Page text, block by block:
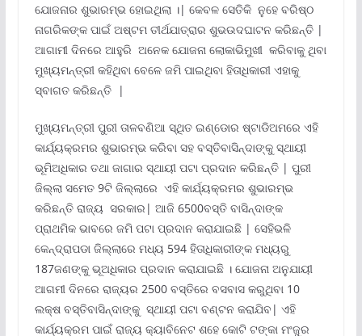
ଯୋଜନାର ଶୁଭାରମ୍ଭ ହୋଇଥିଲା ।| କେବଳ ସେତିକି ନୁହେ ବରିଷ୍ଠ
ନାଗରିକଙ୍କ ପାଇଁ ଅଷ୍ଟମ ତୀର୍ଥଯାତ୍ରାର ଶୁଭଉଦଘାଟନ କରିଛନ୍ତି |
ଆଗାମୀ ଦିନରେ ଆହୁରି ଅନେକ ଯୋଜନା ଲୋକାଭିମୁଖୀ କରିବାକୁ ଥିବା
ମୁଖ୍ୟମନ୍ତ୍ରୀ କହିଥିବା ବେଳେ ଜମି ପାଇଥିବା ହିତାଧିକାରୀ ଏହାକୁ
ସ୍ବାଗତ କରିଛନ୍ତି |
ମୁଖ୍ୟମନ୍ତ୍ରୀ ପୁରୀ ତାଳବଣିଆ ସ୍ଥିତ ଇଣ୍ଡୋର ଷ୍ଟାଡିଅମରେ ଏହି
କାର୍ଯ୍ୟକ୍ରମର ଶୁଭାରମ୍ଭ କରିବା ସହ ବସ୍ତିବାସିନ୍ଦାଙ୍କୁ ସ୍ଥାୟୀ
ଭୂମିଅଧିକାର ତଥା ଜାଗାର ସ୍ଥାୟୀ ପଟା ପ୍ରଦାନ କରିଛନ୍ତି | ପୁରୀ
ଜିଲ୍ଲା ସମେତ 9ଟି ଜିଲ୍ଲାରେ ଏହି କାର୍ଯ୍ୟକ୍ରମର ଶୁଭାରମ୍ଭ
କରିଛନ୍ତି ରାଜ୍ୟ ସରକାର| ଆଜି 6500ବସ୍ତି ବାସିନ୍ଦାଙ୍କ
ପ୍ରାଥମିକ ଭାବରେ ଜମି ପଟା ପ୍ରଦାନ କରାଯାଇଛି | ସେହିଭଳି
କେନ୍ଦ୍ରାପଡା ଜିଲ୍ଲାରେ ମଧ୍ୟ 594 ହିତାଧିକାରୀଙ୍କ ମଧ୍ୟରୁ
187ଜଣଙ୍କୁ ଭୂଅଧିକାର ପ୍ରଦାନ କରାଯାଇଛି । ଯୋଜନା ଅନୁଯାୟୀ
ଆଗମୀ ଦିନରେ ରାଜ୍ୟର 2500 ବସ୍ତିରେ ବସବାସ କରୁଥିବା 10
ଲକ୍ଷ ବସ୍ତିବାସିନ୍ଦାଙ୍କୁ ସ୍ଥାୟୀ ପଟା ବଣ୍ଟନ କରାଯିବ| ଏହି
କାର୍ଯ୍ୟକ୍ରମ ପାଇଁ ରାଜ୍ୟ କ୍ୟାବିନେଟ ଶହେ କୋଟି ଟଙ୍କା ମଂଜୁର